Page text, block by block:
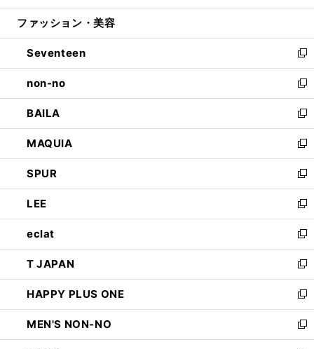
開
ウ
開
く
ン
ウ
で
開
く
ウ
ン
ド
ウ
で
開
く
ファッション・美容
Seventeen
新
し
い
ウ
ィ
ン
ド
ウ
で
開
く
non-no
新
し
い
ウ
ィ
ン
ド
ウ
で
開
く
BAILA
新
し
い
ウ
ィ
ン
ド
ウ
で
開
く
MAQUIA
新
し
い
ウ
ィ
ン
ド
ウ
で
開
く
SPUR
新
し
い
ウ
ィ
ン
ド
ウ
で
開
く
LEE
新
し
い
ウ
ィ
ン
ド
ウ
で
開
eclat
新
し
い
ウ
ィ
ン
ド
ウ
T JAPAN
新
し
い
ウ
ィ
ン
HAPPY PLUS ONE
新
し
い
ウ
MEN'S NON-NO
新
し